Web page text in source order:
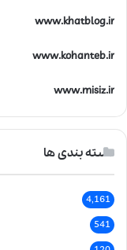
www.khatblog.ir
www.kohanteb.ir
www.misiz.ir
دسته بندی ها
4,161
541